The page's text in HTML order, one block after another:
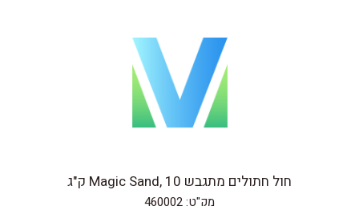
חול חתולים מתגבש 10 ,Magic Sand ק"ג
מק"ט: 460002